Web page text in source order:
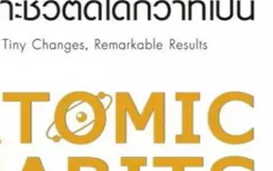
คนรุ่นใหม่กับ